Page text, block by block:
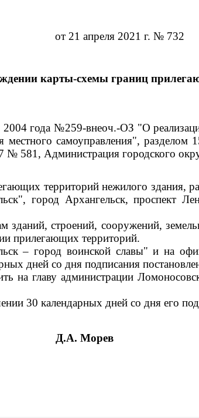
от 21 апреля 2021 г. № 732
карты-схемы границ
года №259-внеоч.-ОЗ "О
местного самоуправления",
581, Администрация городского
территорий нежилого здания,
город Архангельск, проспект
строений, сооружений,
прилегающих территорий.
– город воинской славы" и на
дней со дня подписания
на главу администрации
30 календарных дней со дня его
Д.А. Морев